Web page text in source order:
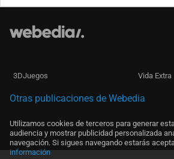
3DJuegos Vida Extra
Otras publicaciones de Webedia
Utilizamos cookies de terceros para generar
audiencia y mostrar publicidad personalizada
navegación. Si sigues navegando estarás
información